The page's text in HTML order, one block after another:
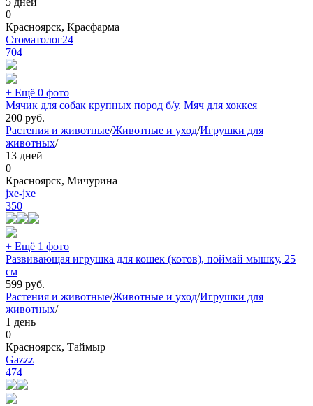
0
Красноярск, Красфарма
Стоматолог24
704
+ Ещё 0 фото
Мячик для собак крупных пород б/у. Мяч для хоккея
200 руб.
Растения и животные/Животные и уход/Игрушки для
животных/
13 дней
0
Красноярск, Мичурина
jxe-jxe
350
+ Ещё 1 фото
Развивающая игрушка для кошек (котов), поймай мышку, 25
см
599 руб.
Растения и животные/Животные и уход/Игрушки для
животных/
1 день
0
Красноярск, Таймыр
Gazzz
474